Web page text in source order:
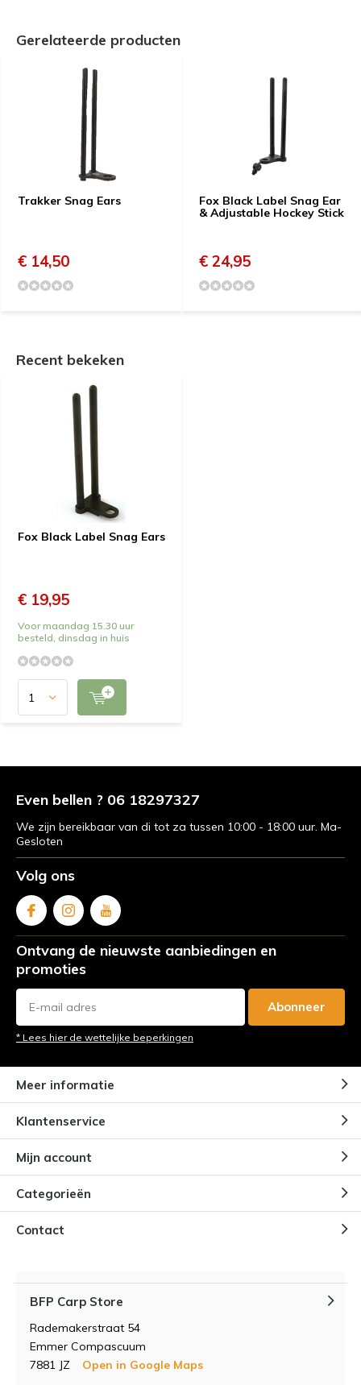
Gerelateerde producten
Trakker Snag Ears
€ 14,50
Fox Black Label Snag Ear
& Adjustable Hockey Stick
€ 24,95
Recent bekeken
Fox Black Label Snag Ears
€ 19,95
Voor maandag 15.30 uur
besteld, dinsdag in huis
Even bellen ? 06 18297327
We zijn bereikbaar van di tot za tussen 10:00 - 18:00 uur. Ma-
Gesloten
Volg ons
Ontvang de nieuwste aanbiedingen en
promoties
Abonneer
* Lees hier de wettelijke beperkingen
Meer informatie
Klantenservice
Mijn account
Categorieën
Contact
BFP Carp Store
Rademakerstraat 54
Emmer Compascuum
7881 JZ
Open in Google Maps